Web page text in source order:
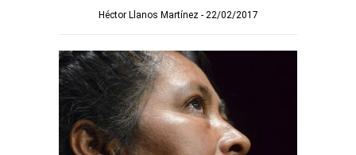
Héctor Llanos Martínez 22/02/2017